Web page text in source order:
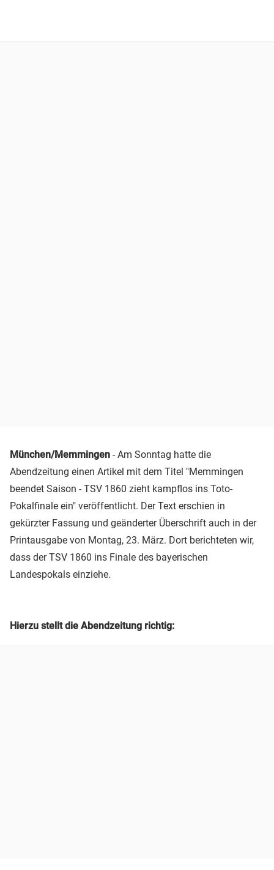
München/Memmingen - Am Sonntag hatte die
Abendzeitung einen Artikel mit dem Titel "Memmingen
beendet Saison - TSV 1860 zieht kampflos ins Toto-
Pokalfinale ein" veröffentlicht. Der Text erschien in
gekürzter Fassung und geänderter Überschrift auch in der
Printausgabe von Montag, 23. März. Dort berichteten wir,
dass der TSV 1860 ins Finale des bayerischen
Landespokals einziehe.
Hierzu stellt die Abendzeitung richtig: